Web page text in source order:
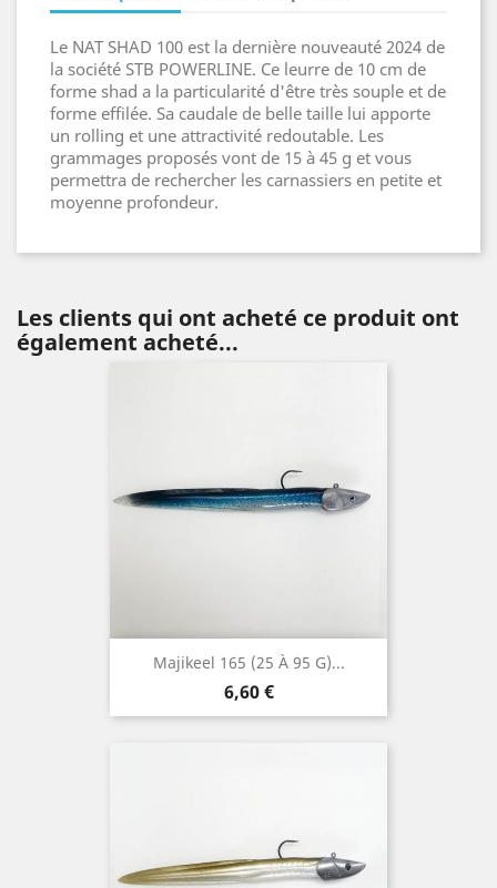
Le NAT SHAD 100 est la dernière nouveauté 2024 de
la société STB POWERLINE. Ce leurre de 10 cm de
forme shad a la particularité d'être très souple et de
forme effilée. Sa caudale de belle taille lui apporte
un rolling et une attractivité redoutable. Les
grammages proposés vont de 15 à 45 g et vous
permettra de rechercher les carnassiers en petite et
moyenne profondeur.
Les clients qui ont acheté ce produit ont
également acheté...
Majikeel 165 (25 À 95 G)...
Prix
6,60 €